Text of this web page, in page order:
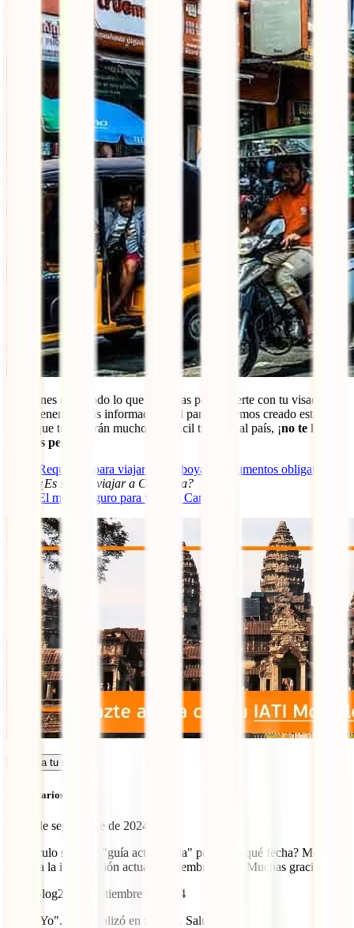
¿Ya tienes claro todo lo que necesitas para hacerte con tu visado?
¡Pues tenemos más información útil para ti! Hemos creado estas 3
guías que te pondrán mucho más fácil tu visita al país, ¡no te las
quieres perder
Requisitos para viajar a Camboya y documentos obligatorios
¿Es seguro viajar a Camboya?
El mejor seguro para viajar a Camboya
Calcula tu seguro
Comentarios (20)
21 de septiembre de 2024
El artículo se titula "guía actualizada" pero, ¿en qué fecha? Me
interesa la información actual, septiembre 2024. Muchas gracias.
IATI Blog23 de septiembre de 2024
Hola "Yo". Se actualizó en febrero. Saludos.